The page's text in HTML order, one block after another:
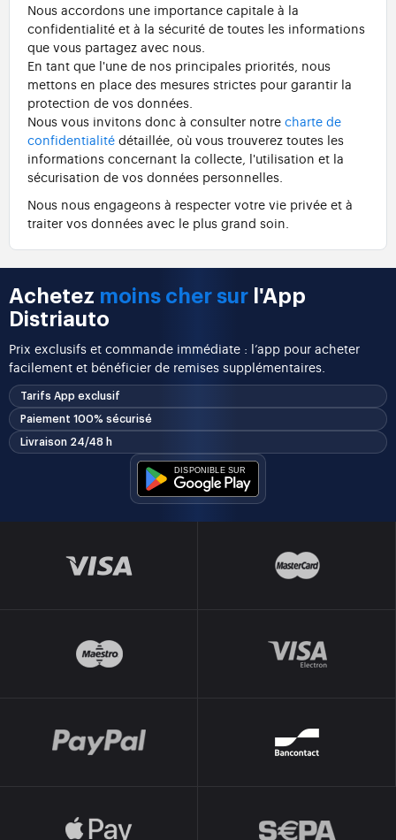
Nous accordons une importance capitale à la
confidentialité et à la sécurité de toutes les informations
que vous partagez avec nous.
En tant que l'une de nos principales priorités, nous
mettons en place des mesures strictes pour garantir la
protection de vos données.
Nous vous invitons donc à consulter notre charte de
confidentialité détaillée, où vous trouverez toutes les
informations concernant la collecte, l'utilisation et la
sécurisation de vos données personnelles.
Nous nous engageons à respecter votre vie privée et à
traiter vos données avec le plus grand soin.
Achetez moins cher sur l'App
Distriauto
Prix exclusifs et commande immédiate : l’app pour acheter
facilement et bénéficier de remises supplémentaires.
Tarifs App exclusif
Paiement 100% sécurisé
Livraison 24/48 h